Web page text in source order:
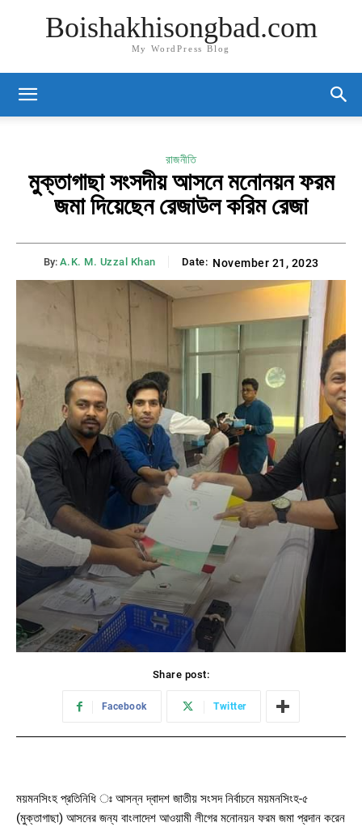
Boishakhisongbad.com
My WordPress Blog
রাজনীতি
মুক্তাগাছা সংসদীয় আসনে মনোনয়ন ফরম
জমা দিয়েছেন রেজাউল করিম রেজা
By: A.K. M. Uzzal Khan Date: November 21, 2023
Share post:
Facebook Twitter
ময়মনসিংহ প্রতিনিধি ঃ আসন্ন দ্বাদশ জাতীয় সংসদ নির্বাচনে ময়মনসিংহ-৫
(মুক্তাগাছা) আসনের জন্য বাংলাদেশ আওয়ামী লীগের মনোনয়ন ফরম জমা প্রদান করেন